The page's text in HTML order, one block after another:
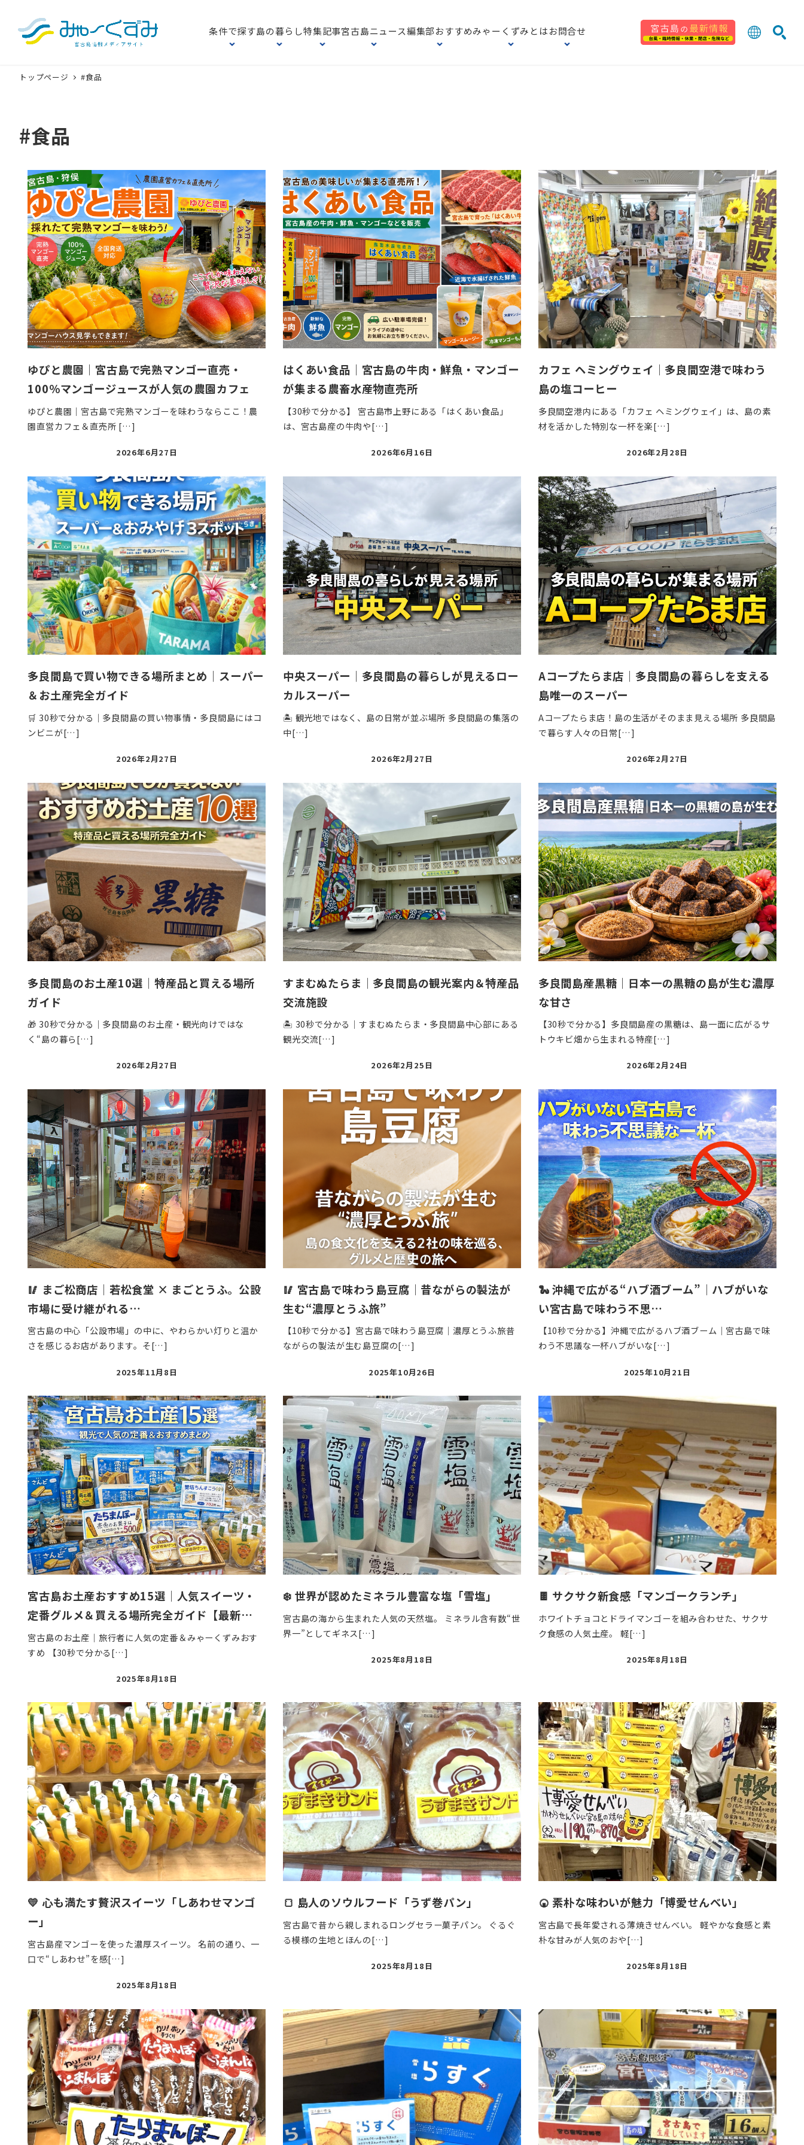
条件で探す島の暮らし特集記事宮古島ニュース編集部おすすめみゃーくずみとはお問合せ
トップページ #食品
#食品
ゆぴと農園｜宮古島で完熟マンゴー直売・
100％マンゴージュースが人気の農園カフェ
ゆぴと農園｜宮古島で完熟マンゴーを味わうならここ！農
園直営カフェ＆直売所 […]
投
日
2026年6月27日
はくあい食品｜宮古島の牛肉・鮮魚・マンゴー
が集まる農畜水産物直売所
【30秒で分かる】 宮古島市上野にある「はくあい食品」
は、宮古島産の牛肉や[…]
投
日
2026年6月16日
カフェ ヘミングウェイ｜多良間空港で味わう
島の塩コーヒー
多良間空港内にある「カフェ ヘミングウェイ」は、島の素
材を活かした特別な一杯を楽[…]
投
日
2026年2月28日
多良間島で買い物できる場所まとめ｜スーパー
＆お土産完全ガイド
🛒 30秒で分かる｜多良間島の買い物事情・多良間島にはコ
ンビニが[…]
投
日
2026年2月27日
中央スーパー｜多良間島の暮らしが見えるロー
カルスーパー
🏝 観光地ではなく、島の日常が並ぶ場所 多良間島の集落の
中[…]
投
日
2026年2月27日
Aコープたらま店｜多良間島の暮らしを支える
島唯一のスーパー
Aコープたらま店！島の生活がそのまま見える場所 多良間島
で暮らす人々の日常[…]
投
日
2026年2月27日
多良間島のお土産10選｜特産品と買える場所
ガイド
🎁 30秒で分かる｜多良間島のお土産・観光向けではな
く“島の暮ら[…]
投
日
2026年2月27日
すまむぬたらま｜多良間島の観光案内＆特産品
交流施設
🏝 30秒で分かる｜すまむぬたらま・多良間島中心部にある
観光交流[…]
投
日
2026年2月25日
多良間島産黒糖｜日本一の黒糖の島が生む濃厚
な甘さ
【30秒で分かる】多良間島産の黒糖は、島一面に広がるサ
トウキビ畑から生まれる特産[…]
投
日
2026年2月24日
🥢 まご松商店｜若松食堂 × まごとうふ。公設
市場に受け継がれる…
宮古島の中心「公設市場」の中に、やわらかい灯りと温か
さを感じるお店があります。そ[…]
投
日
2025年11月8日
🥢 宮古島で味わう島豆腐｜昔ながらの製法が
生む“濃厚とうふ旅”
【10秒で分かる】宮古島で味わう島豆腐｜濃厚とうふ旅昔
ながらの製法が生む島豆腐の[…]
投
日
2025年10月26日
🐍 沖縄で広がる“ハブ酒ブーム”｜ハブがいな
い宮古島で味わう不思…
【10秒で分かる】沖縄で広がるハブ酒ブーム｜宮古島で味
わう不思議な一杯ハブがいな[…]
投
日
2025年10月21日
宮古島お土産おすすめ15選｜人気スイーツ・
定番グルメ＆買える場所完全ガイド【最新…
宮古島のお土産｜旅行者に人気の定番＆みゃーくずみおす
すめ 【30秒で分かる[…]
投
日
2025年8月18日
❄️ 世界が認めたミネラル豊富な塩「雪塩」
宮古島の海から生まれた人気の天然塩。 ミネラル含有数“世
界一”としてギネス[…]
投
2025年8月18日
🍫 サクサク新食感「マンゴークランチ」
ホワイトチョコとドライマンゴーを組み合わせた、サクサ
ク食感の人気土産。 軽[…]
投
2025年8月18日
💛 心も満たす贅沢スイーツ「しあわせマンゴ
ー」
宮古島産マンゴーを使った濃厚スイーツ。 名前の通り、一
口で“しあわせ”を感[…]
投
日
2025年8月18日
🍞 島人のソウルフード「うず巻パン」
宮古島で昔から親しまれるロングセラー菓子パン。 ぐるぐ
る模様の生地とほんの[…]
投
2025年8月18日
🍘 素朴な味わいが魅力「博愛せんべい」
宮古島で長年愛される薄焼きせんべい。 軽やかな食感と素
朴な甘みが人気のおや[…]
投
2025年8月18日